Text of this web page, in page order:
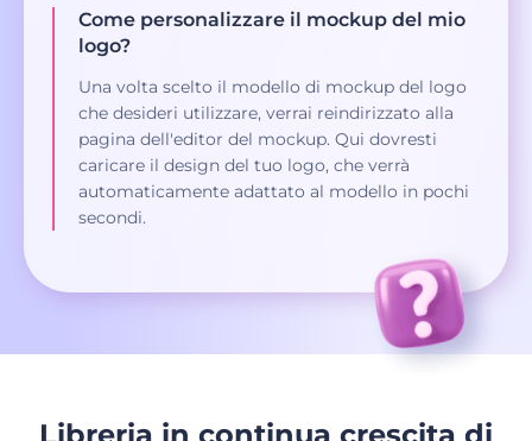
Come personalizzare il mockup del mio
logo?
Una volta scelto il modello di mockup del logo
che desideri utilizzare, verrai reindirizzato alla
pagina dell'editor del mockup. Qui dovresti
caricare il design del tuo logo, che verrà
automaticamente adattato al modello in pochi
secondi.